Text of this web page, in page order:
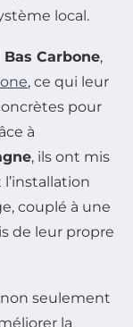
local.
Bas Carbone,
, ce qui leur
pour
à
, ils ont mis
couplé à une
de leur propre
seulement
la